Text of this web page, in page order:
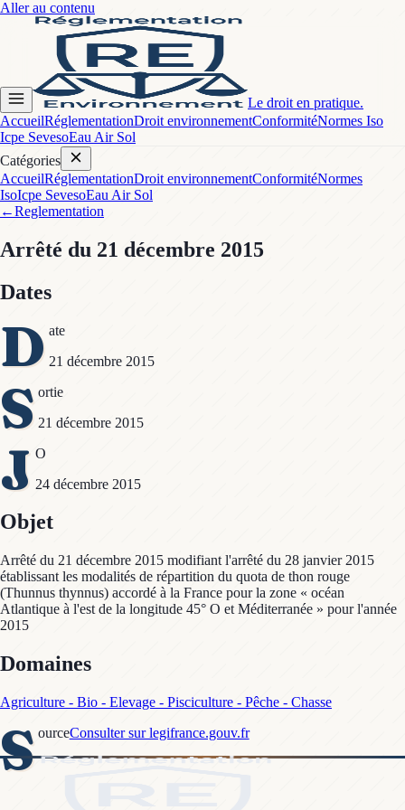
Aller au contenu
Le droit en pratique.
AccueilRéglementationDroit environnementConformitéNormes Iso
Icpe SevesoEau Air Sol
Catégories
AccueilRéglementationDroit environnementConformitéNormes
IsoIcpe SevesoEau Air Sol
←Reglementation
Arrêté du 21 décembre 2015
Dates
D ate
21 décembre 2015
S ortie
21 décembre 2015
J O
24 décembre 2015
Objet
Arrêté du 21 décembre 2015 modifiant l'arrêté du 28 janvier 2015
établissant les modalités de répartition du quota de thon rouge
(Thunnus thynnus) accordé à la France pour la zone « océan
Atlantique à l'est de la longitude 45° O et Méditerranée » pour l'année
2015
Domaines
Agriculture - Bio - Elevage - Pisciculture - Pêche - Chasse
S ourceConsulter sur legifrance.gouv.fr